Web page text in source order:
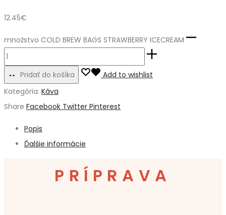
12.45€
množstvo COLD BREW BAGS STRAWBERRY ICECREAM
Pridať do košíka
Add to wishlist
Kategória: Káva
Share Facebook Twitter Pinterest
Popis
Ďalšie informácie
PRÍPRAVA